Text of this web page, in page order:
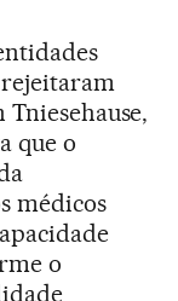
Tniesehause,
que o
médicos
o